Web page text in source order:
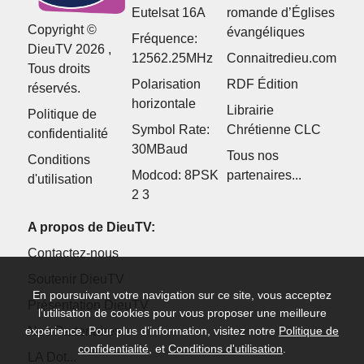
Copyright ©
DieuTV 2026 ,
Tous droits
réservés.
Politique de
confidentialité
Conditions
d'utilisation
Eutelsat 16A
Fréquence:
12562.25MHz
Polarisation
horizontale
Symbol Rate:
30MBaud
Modcod: 8PSK
2 3
romande d’Églises
évangéliques
Connaitredieu.com
RDF Édition
Librairie
Chrétienne CLC
Tous nos
partenaires...
A propos de DieuTV:
Contactez-nous
Présentation DieuTV
Nos Partenaires
En poursuivant votre navigation sur ce site, vous acceptez
l’utilisation de cookies pour vous proposer une meilleure
expérience. Pour plus d’information, visitez notre Politique de
confidentialité , et Conditions d'utilisation